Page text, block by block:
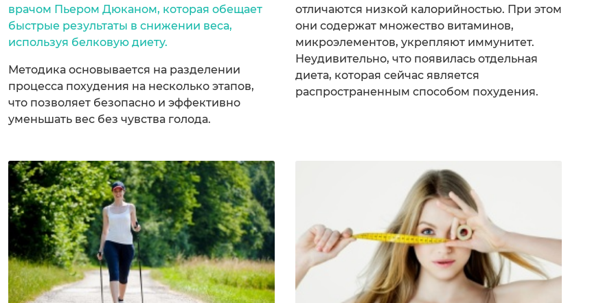
врачом Пьером Дюканом, которая обещает
быстрые результаты в снижении веса,
используя белковую диету.
Методика основывается на разделении
процесса похудения на несколько этапов,
что позволяет безопасно и эффективно
уменьшать вес без чувства голода.
отличаются низкой калорийностью. При этом
они содержат множество витаминов,
микроэлементов, укрепляют иммунитет.
Неудивительно, что появилась отдельная
диета, которая сейчас является
распространенным способом похудения.